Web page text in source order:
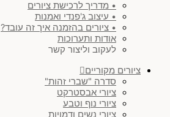
• מדריך לרכישת ציורים
• עיצוב ג'פנדי ואמנות
• ציורים בהזמנה איך זה עובד?
אודות ותערוכות
לעקוב וליצור קשר
ציורים מקוריים
סדרה "שברי זהות"
ציורי אבסטרקט
ציורי נוף וטבע
ציורי נשים ודמויות